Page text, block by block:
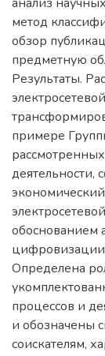
метод
обзор
предметную
Результаты.
примере
обоснованием
цифровизации
Определена
процессов и
и обозначены
соискателям,